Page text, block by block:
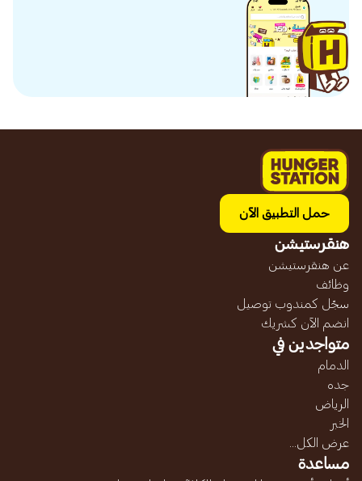
حمل التطبيق الآن
هنقرستيشن
عن هنقرستيشن
وظائف
سجّل كمندوب توصيل
انضم الآن كشريك
متواجدين في
الدمام
جده
الرياض
الخبر
عرض الكل...
مساعدة